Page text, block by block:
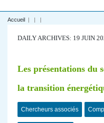
Accueil | | |
DAILY ARCHIVES: 19 JUIN
Les présentations du
la transition
Chercheurs associés